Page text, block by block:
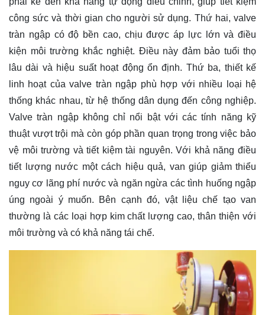
công sức và thời gian cho người sử dụng. Thứ hai, valve
tràn ngập có độ bền cao, chịu được áp lực lớn và điều
kiện môi trường khắc nghiệt. Điều này đảm bảo tuổi thọ
lâu dài và hiệu suất hoạt động ổn định. Thứ ba, thiết kế
linh hoạt của valve tràn ngập phù hợp với nhiều loại hệ
thống khác nhau, từ hệ thống dân dụng đến công nghiệp.
Valve tràn ngập không chỉ nổi bật với các tính năng kỹ
thuật vượt trội mà còn góp phần quan trọng trong việc bảo
vệ môi trường và tiết kiệm tài nguyên. Với khả năng điều
tiết lượng nước một cách hiệu quả, van giúp giảm thiểu
nguy cơ lãng phí nước và ngăn ngừa các tình huống ngập
úng ngoài ý muốn. Bên cạnh đó, vật liệu chế tạo van
thường là các loại hợp kim chất lượng cao, thân thiện với
môi trường và có khả năng tái chế.